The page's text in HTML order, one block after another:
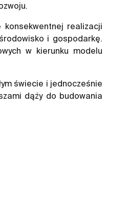
realizacji
i gospodarkę.
w kierunku modelu
świecie i jednocześnie
dąży do budowania